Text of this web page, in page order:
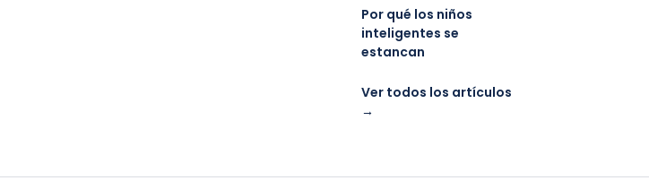
Por qué los niños
inteligentes se
estancan
Ver todos los artículos
→